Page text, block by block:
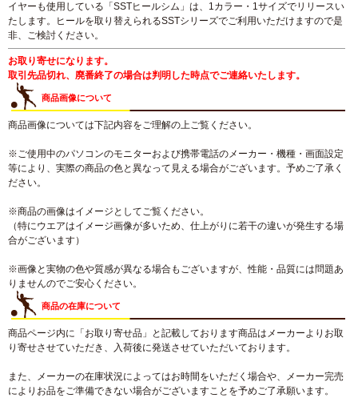
イヤーも使用している「SSTヒールシム」は、1カラー・1サイズでリリースい
たします。ヒールを取り替えられるSSTシリーズでご利用いただけますので是
非、ご検討ください。
お取り寄せになります。
取引先品切れ、廃番終了の場合は判明した時点でご連絡いたします。
商品画像について
商品画像については下記内容をご理解の上ご覧ください。
※ご使用中のパソコンのモニターおよび携帯電話のメーカー・機種・画面設定
等により、実際の商品の色と異なって見える場合がございます。予めご了承く
ださい。
※商品の画像はイメージとしてご覧ください。
（特にウエアはイメージ画像が多いため、仕上がりに若干の違いが発生する場
合がございます）
※画像と実物の色や質感が異なる場合もございますが、性能・品質には問題あ
りませんのでご安心ください。
商品の在庫について
商品ページ内に「お取り寄せ品」と記載しております商品はメーカーよりお取
り寄せさせていただき、入荷後に発送させていただいております。
また、メーカーの在庫状況によってはお時間をいただく場合や、メーカー完売
によりお品をご準備できない場合がございますことを予めご了承願います。